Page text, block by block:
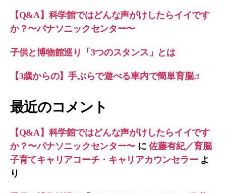
【Q&A】科学館ではどんな声がけしたらイイです
か？〜パナソニックセンター〜
子供と博物館巡り「3つのスタンス」とは
【3歳からの】手ぶらで遊べる車内で簡単育脳♬
最近のコメント
【Q&A】科学館ではどんな声がけしたらイイです
か？〜パナソニックセンター〜 に佐藤有紀／育脳
子育てキャリアコーチ・キャリアカウンセラーよ
り